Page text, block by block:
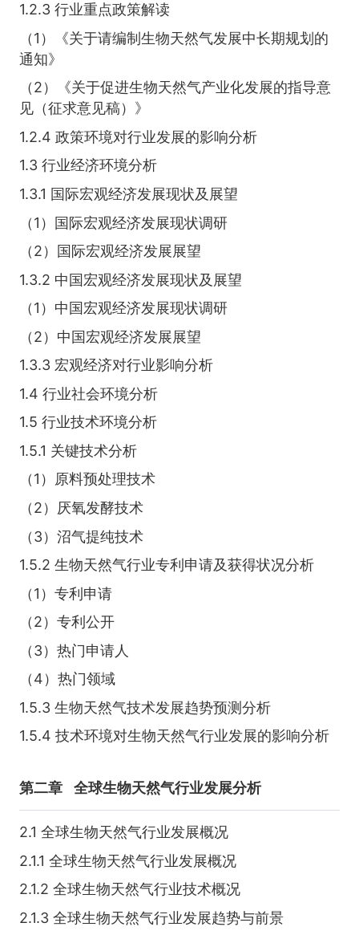
1.2.3 行业重点政策解读
（1）《关于请编制生物天然气发展中长期规划的
通知》
（2）《关于促进生物天然气产业化发展的指导意
见（征求意见稿）》
1.2.4 政策环境对行业发展的影响分析
1.3 行业经济环境分析
1.3.1 国际宏观经济发展现状及展望
（1）国际宏观经济发展现状调研
（2）国际宏观经济发展展望
1.3.2 中国宏观经济发展现状及展望
（1）中国宏观经济发展现状调研
（2）中国宏观经济发展展望
1.3.3 宏观经济对行业影响分析
1.4 行业社会环境分析
1.5 行业技术环境分析
1.5.1 关键技术分析
（1）原料预处理技术
（2）厌氧发酵技术
（3）沼气提纯技术
1.5.2 生物天然气行业专利申请及获得状况分析
（1）专利申请
（2）专利公开
（3）热门申请人
（4）热门领域
1.5.3 生物天然气技术发展趋势预测分析
1.5.4 技术环境对生物天然气行业发展的影响分析
第二章 全球生物天然气行业发展分析
2.1 全球生物天然气行业发展概况
2.1.1 全球生物天然气行业发展概况
2.1.2 全球生物天然气行业技术概况
2.1.3 全球生物天然气行业发展趋势与前景